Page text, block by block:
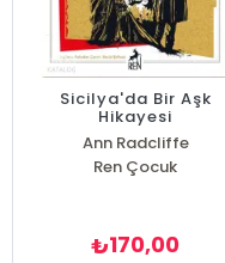
Sicilya'da Bir Aşk
Hikayesi
Ann Radcliffe
Ren Çocuk
₺170,00